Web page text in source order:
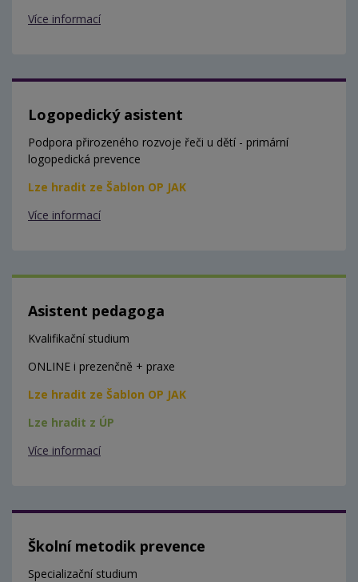
Více informací
Logopedický asistent
Podpora přirozeného rozvoje řeči u dětí - primární
logopedická prevence
Lze hradit ze Šablon OP JAK
Více informací
Asistent pedagoga
Kvalifikační studium
ONLINE i prezenčně + praxe
Lze hradit ze Šablon OP JAK
Lze hradit z ÚP
Více informací
Školní metodik prevence
Specializační studium